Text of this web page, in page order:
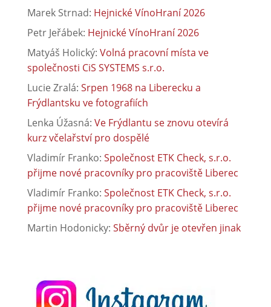
Marek Strnad: Hejnické VínoHraní 2026
Petr Jeřábek: Hejnické VínoHraní 2026
Matyáš Holický: Volná pracovní místa ve
společnosti CiS SYSTEMS s.r.o.
Lucie Zralá: Srpen 1968 na Liberecku a
Frýdlantsku ve fotografiích
Lenka Úžasná: Ve Frýdlantu se znovu otevírá
kurz včelařství pro dospělé
Vladimír Franko: Společnost ETK Check, s.r.o.
přijme nové pracovníky pro pracoviště Liberec
Vladimír Franko: Společnost ETK Check, s.r.o.
přijme nové pracovníky pro pracoviště Liberec
Martin Hodonicky: Sběrný dvůr je otevřen jinak